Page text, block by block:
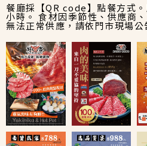
餐廳採【QR code】點餐方式
小時。 食材因季節性、供應商
無法正常供應，請依門市現場公